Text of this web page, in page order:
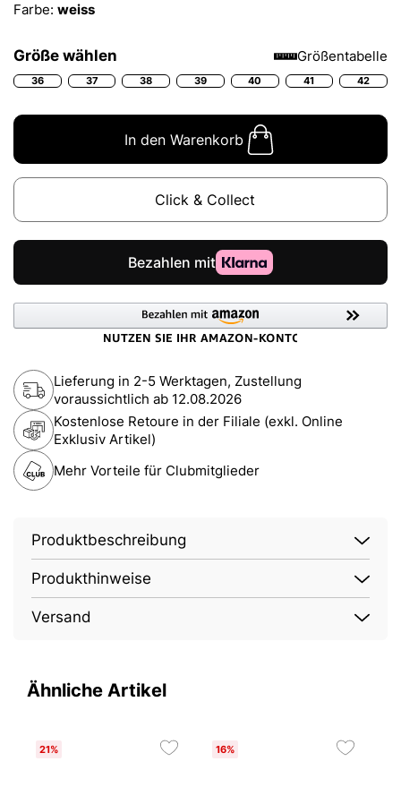
Farbe: weiss
Größe wählen Größentabelle
36 37 38 39 40 41 42
In den Warenkorb
Click & Collect
Lieferung in 2-5 Werktagen, Zustellung
voraussichtlich ab 12.08.2026
Kostenlose Retoure in der Filiale (exkl. Online
Exklusiv Artikel)
Mehr Vorteile für Clubmitglieder
Produktbeschreibung
Produkthinweise
Versand
Ähnliche Artikel
21% 16%